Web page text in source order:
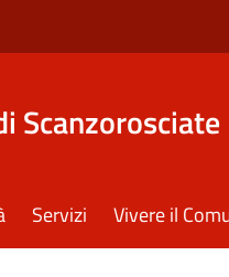
Scanzorosciate
Servizi Vivere il